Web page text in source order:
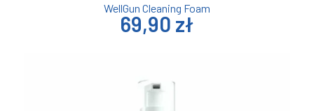
WellGun Cleaning Foam
69,90 zł